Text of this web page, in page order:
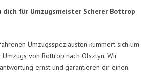
dich für Umzugsmeister Scherer Bottrop
Umzugsspezialisten kümmert sich um
von Bottrop nach Olsztyn. Wir
ernst und garantieren dir einen